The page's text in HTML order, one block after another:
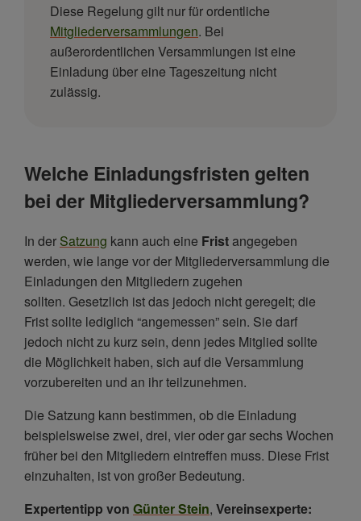
Diese Regelung gilt nur für ordentliche
Mitgliederversammlungen. Bei
außerordentlichen Versammlungen ist eine
Einladung über eine Tageszeitung nicht
zulässig.
Welche Einladungsfristen gelten
bei der Mitgliederversammlung?
In der Satzung kann auch eine Fristangegeben
werden, wie lange vor der Mitgliederversammlung die
Einladungen den Mitgliedern zugehen
sollten. Gesetzlich ist das jedoch nicht geregelt; die
Frist sollte lediglich “angemessen” sein. Sie darf
jedoch nicht zu kurz sein, denn jedes Mitglied sollte
die Möglichkeit haben, sich auf die Versammlung
vorzubereiten und an ihr teilzunehmen.
Die Satzung kann bestimmen, ob die Einladung
beispielsweise zwei, drei, vier oder gar sechs Wochen
früher bei den Mitgliedern eintreffen muss. Diese Frist
einzuhalten, ist von großer Bedeutung.
Expertentipp von Günter Stein, Vereinsexperte: